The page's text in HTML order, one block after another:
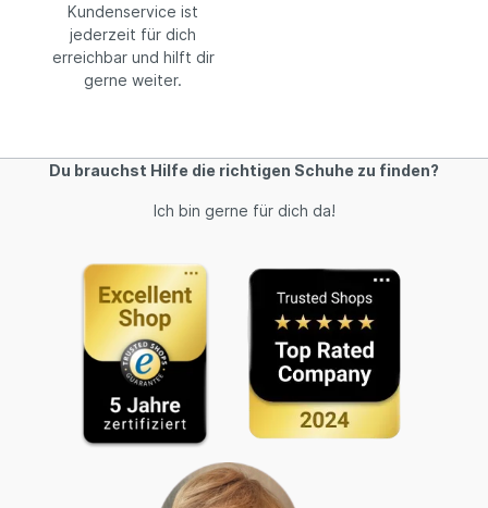
Kundenservice ist
jederzeit für dich
erreichbar und hilft dir
gerne weiter.
Du brauchst Hilfe die richtigen Schuhe zu finden?
Ich bin gerne für dich da!